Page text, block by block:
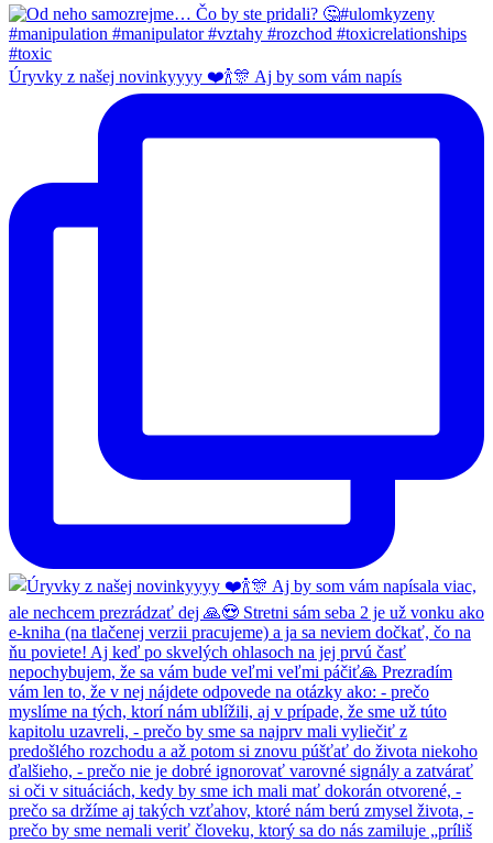
Úryvky z našej novinkyyyy ❤️🍾🎊 Aj by som vám napís